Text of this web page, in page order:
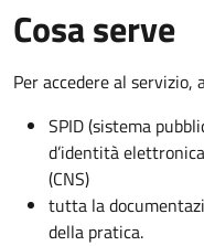
Cosa serve
Per accedere al servizio,
SPID (sistema
d’identità
(CNS)
tutta la
della pratica.